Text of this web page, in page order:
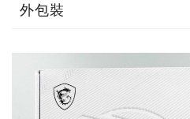
外包裝